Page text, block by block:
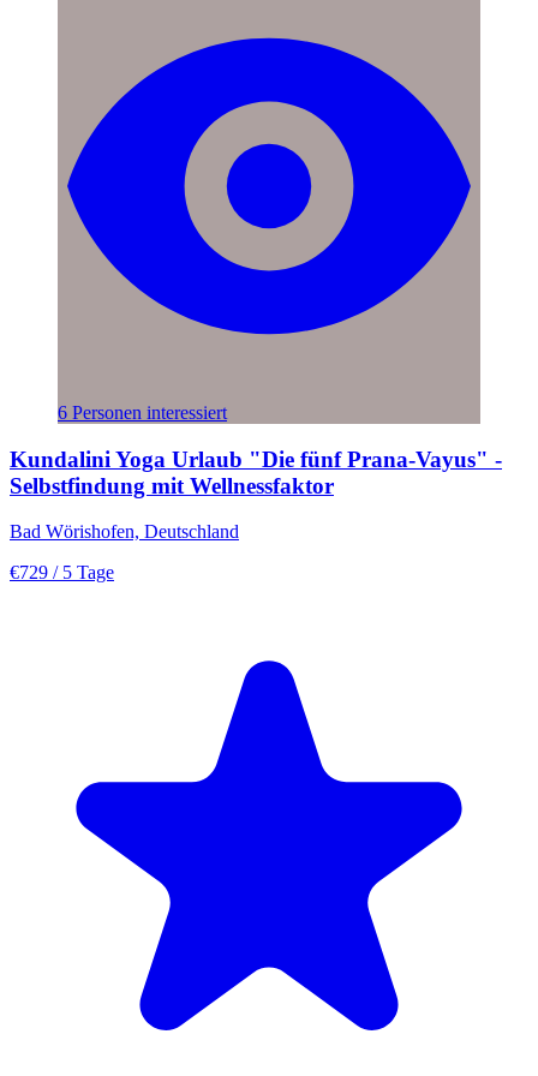
6 Personen interessiert
Kundalini Yoga Urlaub "Die fünf Prana-Vayus" -
Selbstfindung mit Wellnessfaktor
Bad Wörishofen, Deutschland
€729 / 5 Tage